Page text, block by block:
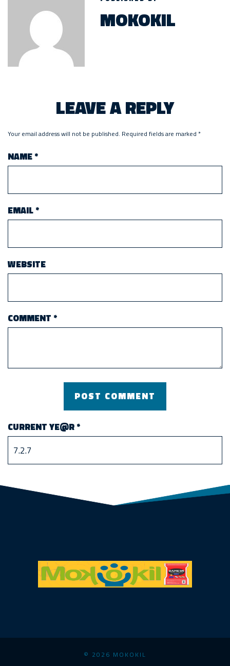
MOKOKIL
LEAVE A REPLY
Your email address will not be published. Required fields are marked *
NAME*
EMAIL*
WEBSITE
COMMENT *
CURRENT YE@R*
© 2026 MOKOKIL